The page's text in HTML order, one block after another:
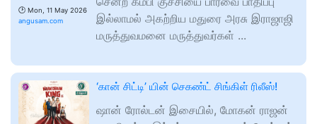
🕑 Mon, 11 May 2026
angusam.com
இல்லாமல் அகற்றிய மதுரை அரசு இராஜாஜி
மருத்துவமனை மருத்துவர்கள் ...
‘கான் சிட்டி’ யின் செகண்ட் சிங்கிள் ரிலீஸ்!
ஷான் ரோல்டன் இசையில், மோகன் ராஜன்